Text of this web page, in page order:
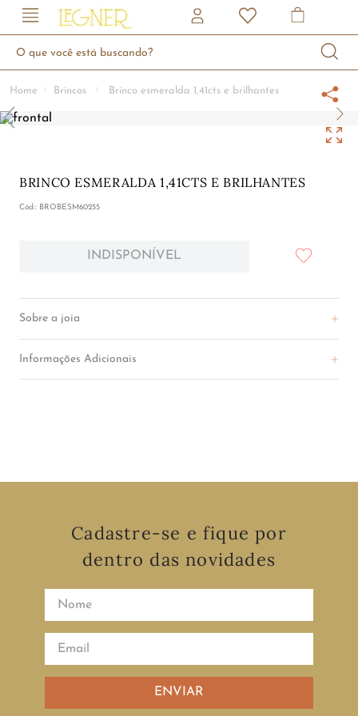
Brincos Brinco esmeralda 1,41cts e brilhantes
BRINCO ESMERALDA 1,41CTS E BRILHANTES
: BROBESM60255
INDISPONÍVEL
Sobre a joia
Informações Adicionais
Cadastre-se e fique por
dentro das novidades
ENVIAR